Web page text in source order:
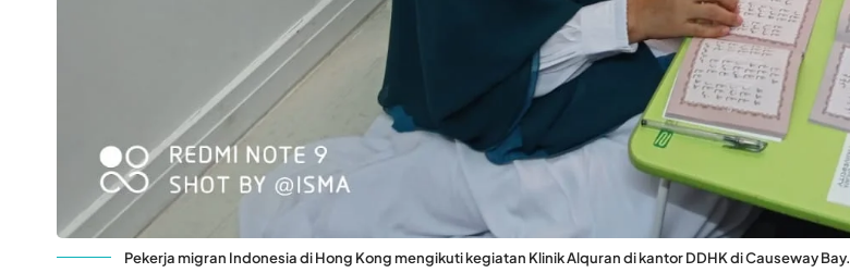
Pekerja migran Indonesia di Hong Kong mengikuti kegiatan Klinik Alquran di kantor DDHK di Causeway Bay.